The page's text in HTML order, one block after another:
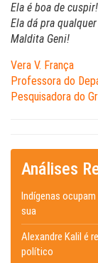
Ela é boa de cuspir!
Ela dá pra
Maldita Geni!
Vera V. França
Professora do
Pesquisadora do
Análises
Indígenas
sua
Alexandre Kalil é
político